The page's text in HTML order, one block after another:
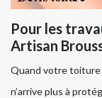
Pour les
Artisan
Quand votre toiture
n’arrive plus à